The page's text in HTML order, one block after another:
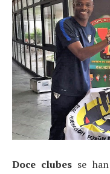
Doce clubes se